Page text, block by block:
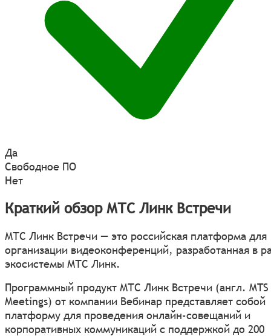
Да
Свободное ПО
Нет
Краткий обзор МТС Линк Встречи
МТС Линк Встречи — это российская платформа для
организации видеоконференций, разработанная в
экосистемы МТС Линк.
Программный продукт МТС Линк Встречи (англ.
Meetings) от компании Вебинар представляет собой
платформу для проведения онлайн-совещаний и
корпоративных коммуникаций с поддержкой до 200